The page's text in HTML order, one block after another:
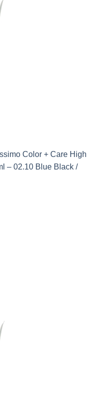
Color + Care High
– 02.10 Blue Black /